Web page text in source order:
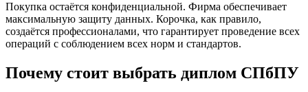
Покупка остаётся конфиденциальной. Фирма обеспечивает
максимальную защиту данных. Корочка, как правило,
создаётся профессионалами, что гарантирует проведение всех
операций с соблюдением всех норм и стандартов.
Почему стоит выбрать диплом СПбПУ